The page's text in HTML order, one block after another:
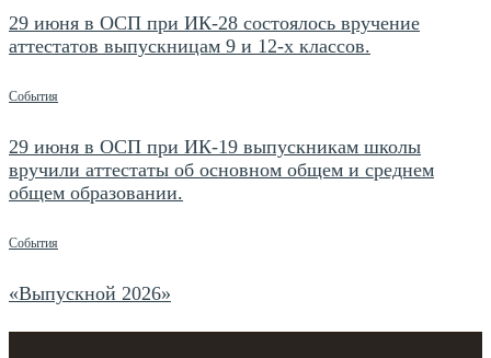
29 июня в ОСП при ИК-28 состоялось вручение
аттестатов выпускницам 9 и 12-х классов.
События
29 июня в ОСП при ИК-19 выпускникам школы
вручили аттестаты об основном общем и среднем
общем образовании.
События
«Выпускной 2026»